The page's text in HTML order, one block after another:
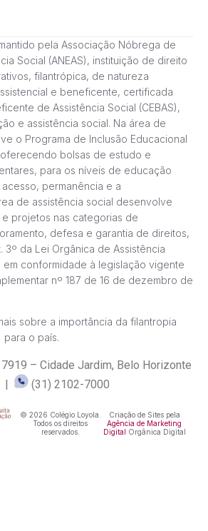
pela Associação Nóbrega de
Social (ANEAS), instituição de direito
filantrópica, de natureza
e beneficente, certificada
de Assistência Social (CEBAS),
e assistência social. Na área de
o Programa de Inclusão Educacional
oferecendo bolsas de estudo e
para os níveis de educação
permanência e a
de assistência social desenvolve
projetos nas categorias de
defesa e garantia de direitos,
3º da Lei Orgânica de Assistência
em conformidade à legislação vigente
nº 187 de 16 de dezembro de
sobre a importância da filantropia
para o país.
7919 – Cidade Jardim, Belo Horizonte
|
(31) 2102-7000
© 2026 Colégio Loyola.
Todos os direitos
reservados.
Criação de Sites pela
Agência de Marketing
Digital Orgânica Digital